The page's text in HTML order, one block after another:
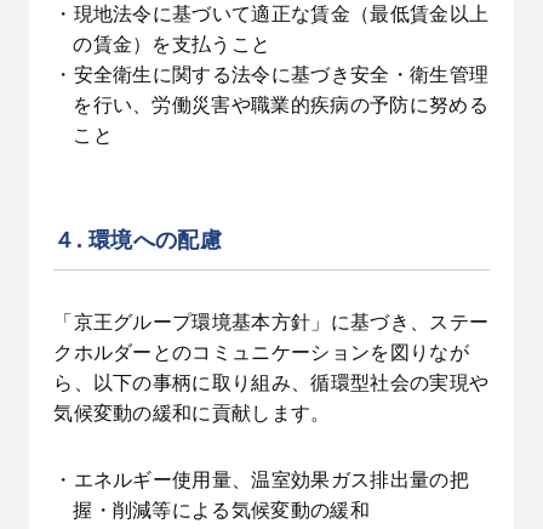
・現地法令に基づいて適正な賃金（最低賃金以上
の賃金）を支払うこと
・安全衛生に関する法令に基づき安全・衛生管理
を行い、労働災害や職業的疾病の予防に努める
こと
４. 環境への配慮
「京王グループ環境基本方針」に基づき、ステー
クホルダーとのコミュニケーションを図りなが
ら、以下の事柄に取り組み、循環型社会の実現や
気候変動の緩和に貢献します。
・エネルギー使用量、温室効果ガス排出量の把
握・削減等による気候変動の緩和